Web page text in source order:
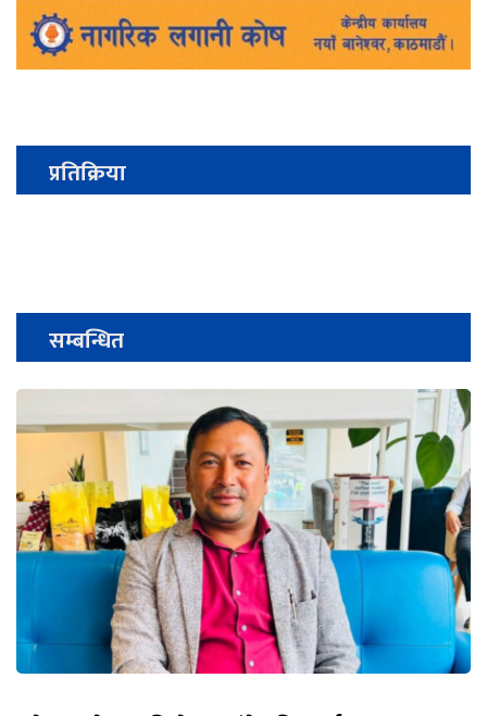
प्रतिक्रिया
सम्बन्धित